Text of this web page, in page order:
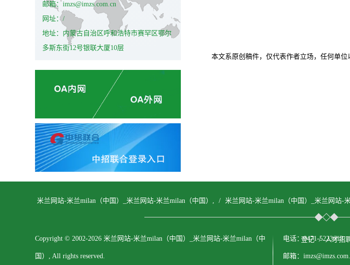
邮箱：imzs@imzs.com.cn
网址：/
地址：内蒙古自治区呼和浩特市赛罕区鄂尔
多斯东街12号银联大厦10层
本文系原创稿件，仅代表作者立场，任何单位
米兰网站-米兰milan（中国）_米兰网站-米兰milan（中国）, / 米兰网站-米兰milan（中国）_米兰网站-
登记/人才招
Copyright © 2002-2026 米兰网站-米兰milan（中国）_米兰网站-米兰milan（中
国）, All rights reserved.
电话：0471-5223613
邮箱：